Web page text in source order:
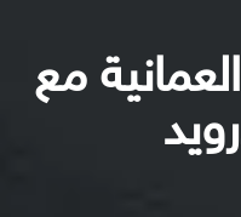
مع